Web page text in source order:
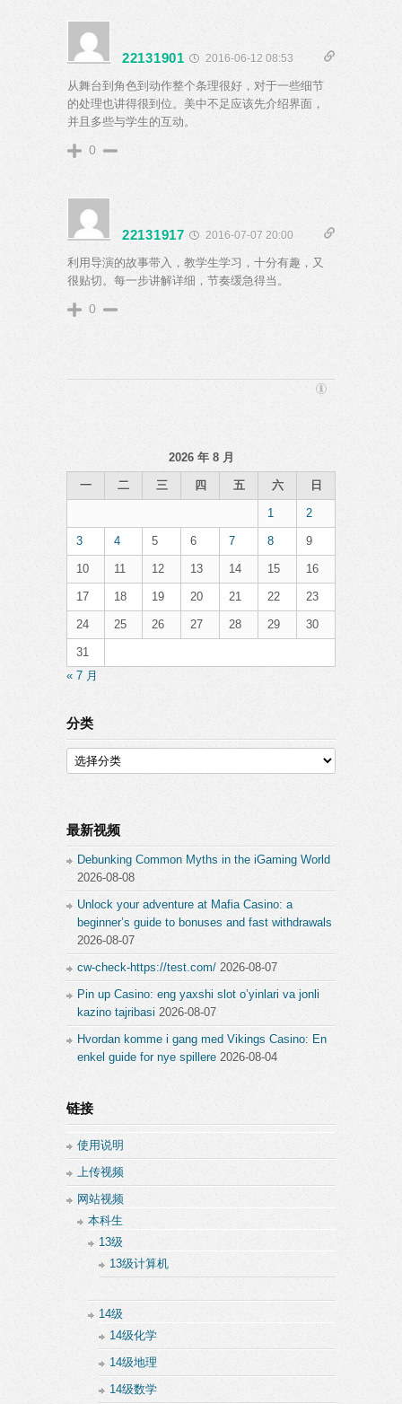
22131901 2016-06-12 08:53
从舞台到角色到动作整个条理很好，对于一些细节
的处理也讲得很到位。美中不足应该先介绍界面，
并且多些与学生的互动。
0
22131917 2016-07-07 20:00
利用导演的故事带入，教学生学习，十分有趣，又
很贴切。每一步讲解详细，节奏缓急得当。
0
2026 年 8 月
一 二 三 四 五 六 日
1 2
3 4 5 6 7 8 9
10 11 12 13 14 15 16
17 18 19 20 21 22 23
24 25 26 27 28 29 30
31
« 7 月
分类
分
类
最新视频
Debunking Common Myths in the iGaming World
2026-08-08
Unlock your adventure at Mafia Casino: a
beginner’s guide to bonuses and fast withdrawals
2026-08-07
cw-check-https://test.com/ 2026-08-07
Pin up Casino: eng yaxshi slot o’yinlari va jonli
kazino tajribasi 2026-08-07
Hvordan komme i gang med Vikings Casino: En
enkel guide for nye spillere 2026-08-04
链接
使用说明
上传视频
网站视频
本科生
13级
13级计算机
14级
14级化学
14级地理
14级数学